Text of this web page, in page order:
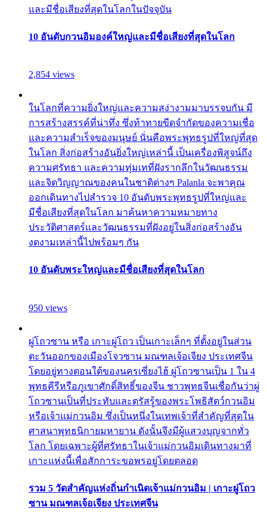
และมีชื่อเสียงที่สุดในโลกในปัจจุบัน
10 อันดับกวนอิมองค์ใหญ่และมีชื่อเสียงที่สุดในโลก
2,854 views
ในโลกที่ความยิ่งใหญ่และความสง่างามมาบรรจบกัน มี
การสร้างสรรค์ที่น่าทึ่ง ซึ่งท้าทายขีดจำกัดของความเชื่อ
และความสำเร็จของมนุษย์ นั่นคือพระพุทธรูปที่ใหญ่ที่สุด
ในโลก สิ่งก่อสร้างอันยิ่งใหญ่เหล่านี้ เป็นเครื่องพิสูจน์ถึง
ความศรัทธา และความทุ่มเทที่ฝังรากลึกในวัฒนธรรม
และจิตวิญญาณของคนในชาติต่างๆ Palanla จะพาคุณ
ออกเดินทางไปสำรวจ 10 อันดับพระพุทธรูปที่ใหญ่และ
มีชื่อเสียงที่สุดในโลก มาค้นหาความหมายทาง
ประวัติศาสตร์และวัฒนธรรมที่ฝังอยู่ในสิ่งก่อสร้างอัน
งดงามเหล่านี้ไปพร้อมๆ กัน
10 อันดับพระใหญ่และมีชื่อเสียงที่สุดในโลก
950 views
ผู่โถวซาน หรือ เกาะผู่โถว เป็นเกาะเล็กๆ ที่ตั้งอยู่ในส่วน
ตะวันออกของเมืองโจวซาน มณฑลเจ้อเจียง ประเทศจีน
โดยอยู่ทางตอนใต้ของนครเซี่ยงไฮ้ ผู่โถวซานเป็น 1 ใน 4
พุทธคีรีหรือภูเขาศักดิ์สิทธิ์ของจีน ชาวพุทธจีนเชื่อกันว่าผู่
โถวซานเป็นที่ประทับและตรัสรู้ของพระโพธิสัตว์กวนอิม
หรือเจ้าแม่กวนอิม ซึ่งเป็นหนึ่งในเทพเจ้าที่สำคัญที่สุดใน
ศาสนาพุทธนิกายมหายาน ดังนั้นจึงมีผู้แสวงบุญจากทั่ว
โลก โดยเฉพาะผู้ที่ศรัทธาในเจ้าแม่กวนอิมเดินทางมาที่
เกาะแห่งนี้เพื่อสักการะขอพรอยู่โดยตลอด
รวม 5 วัดสำคัญแห่งถิ่นกำเนิดเจ้าแม่กวนอิม | เกาะผู่โถว
ซาน มณฑลเจ้อเจียง ประเทศจีน